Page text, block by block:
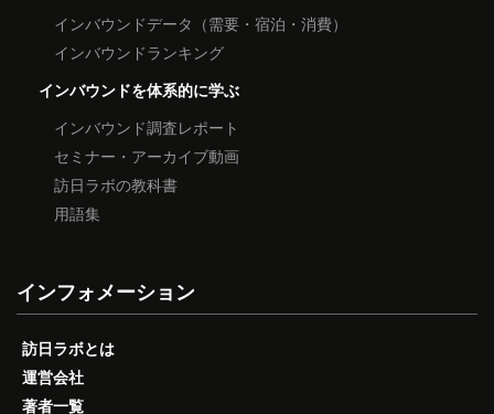
インバウンドデータ（需要・宿泊・消費）
インバウンドランキング
インバウンドを体系的に学ぶ
インバウンド調査レポート
セミナー・アーカイブ動画
訪日ラボの教科書
用語集
インフォメーション
訪日ラボとは
運営会社
著者一覧